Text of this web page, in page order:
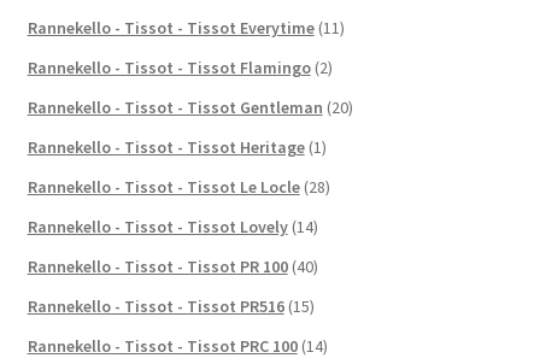
Rannekello - Tissot - Tissot Everytime (11)
Rannekello - Tissot - Tissot Flamingo (2)
Rannekello - Tissot - Tissot Gentleman (20)
Rannekello - Tissot - Tissot Heritage (1)
Rannekello - Tissot - Tissot Le Locle (28)
Rannekello - Tissot - Tissot Lovely (14)
Rannekello - Tissot - Tissot PR 100 (40)
Rannekello - Tissot - Tissot PR516 (15)
Rannekello - Tissot - Tissot PRC 100 (14)